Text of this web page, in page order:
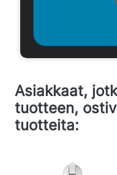
Asiakkaat,
tuotteen,
tuotteita: